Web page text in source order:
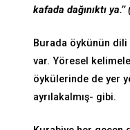
kafada dağınıktı
Burada öykünün
var. Yöresel
öykülerinde de yer
ayrılakalmış- gibi.